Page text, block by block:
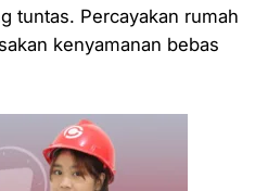
tuntas. Percayakan rumah
kenyamanan bebas